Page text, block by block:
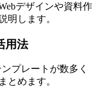
デザインや資料作
明します。
用法
プレートが数多く
とめます。